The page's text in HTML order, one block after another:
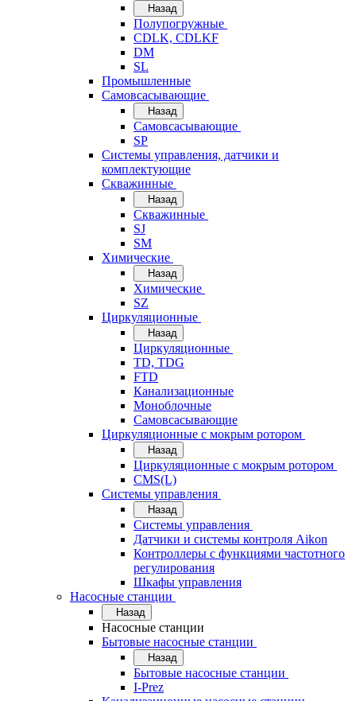
Назад
Полупогружные
CDLK, CDLKF
DM
SL
Промышленные
Самовсасывающие
Назад
Самовсасывающие
SP
Системы управления, датчики и
комплектующие
Скважинные
Назад
Скважинные
SJ
SM
Химические
Назад
Химические
SZ
Циркуляционные
Назад
Циркуляционные
TD, TDG
FTD
Канализационные
Моноблочные
Самовсасывающие
Циркуляционные с мокрым ротором
Назад
Циркуляционные с мокрым ротором
CMS(L)
Системы управления
Назад
Системы управления
Датчики и системы контроля Aikon
Контроллеры с функциями частотного
регулирования
Шкафы управления
Насосные станции
Назад
Насосные станции
Бытовые насосные станции
Назад
Бытовые насосные станции
I-Prez